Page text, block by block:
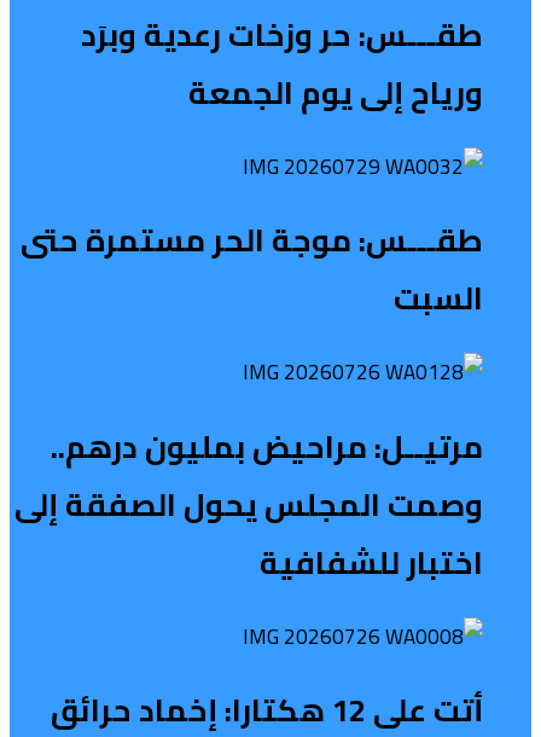
طقـــس: حر وزخات رعدية وبرَد
ورياح إلى يوم الجمعة
طقـــس: موجة الحر مستمرة حتى
السبت
مرتيــل: مراحيض بمليون درهم..
وصمت المجلس يحول الصفقة إلى
اختبار للشفافية
أتت على 12 هكتارا: إخماد حرائق